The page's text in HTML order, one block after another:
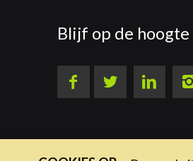
Blijf op de hoogte